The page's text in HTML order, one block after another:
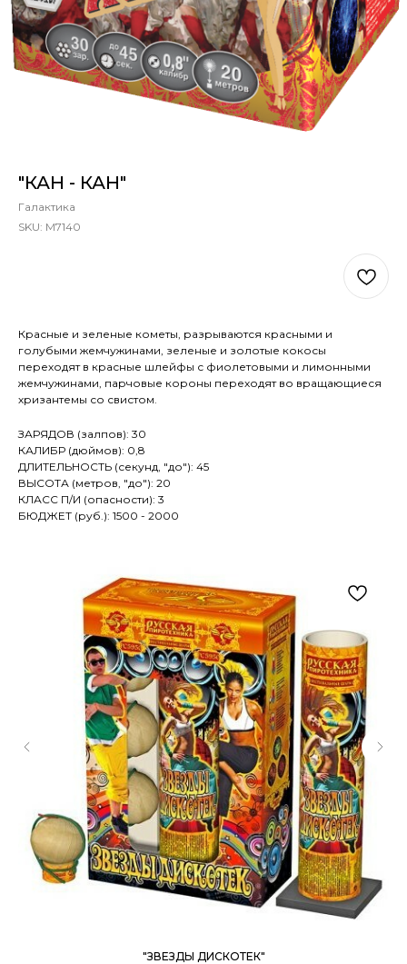
"КАН - КАН"
Галактика
SKU: М7140
Красные и зеленые кометы, разрываются красными и
голубыми жемчужинами, зеленые и золотые кокосы
переходят в красные шлейфы с фиолетовыми и лимонными
жемчужинами, парчовые короны переходят во вращающиеся
хризантемы со свистом.
ЗАРЯДОВ (залпов): 30
КАЛИБР (дюймов): 0,8
ДЛИТЕЛЬНОСТЬ (секунд, "до"): 45
ВЫСОТА (метров, "до"): 20
КЛАСС П/И (опасности): 3
БЮДЖЕТ (руб.): 1500 - 2000
"ЗВЕЗДЫ ДИСКОТЕК"